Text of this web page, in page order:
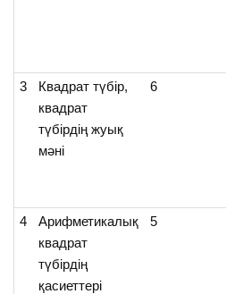
3
Квадрат түбір,
квадрат
түбірдің жуық
мәні
6
4
Арифметикалық
квадрат
түбірдің
қасиеттері
5